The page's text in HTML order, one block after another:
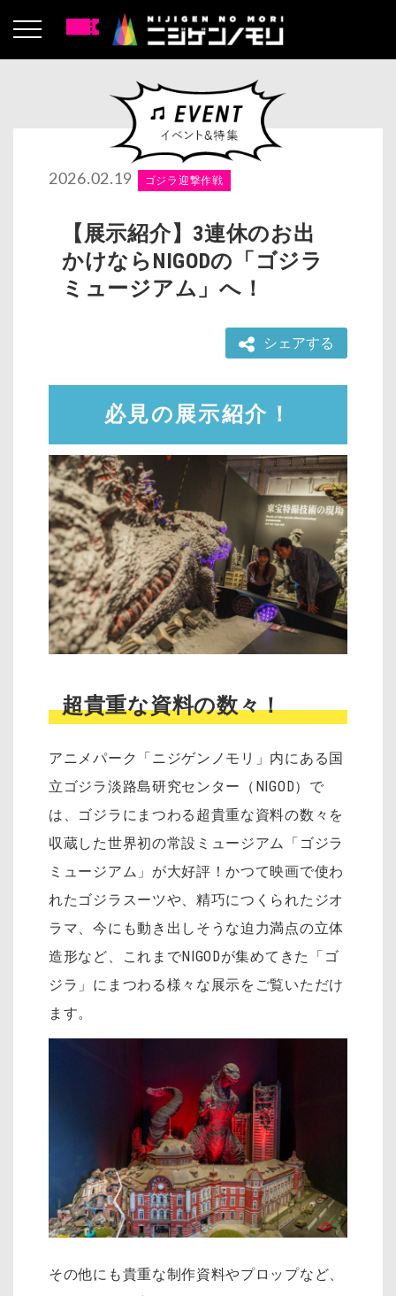
2026.02.19 ゴジラ迎撃作戦
【展示紹介】3連休のお出
かけならNIGODの「ゴジラ
ミュージアム」へ！
シェアする
必見の展示紹介！
超貴重な資料の数々！
アニメパーク「ニジゲンノモリ」内にある国
立ゴジラ淡路島研究センター（NIGOD）で
は、ゴジラにまつわる超貴重な資料の数々を
収蔵した世界初の常設ミュージアム「ゴジラ
ミュージアム」が大好評！かつて映画で使わ
れたゴジラスーツや、精巧につくられたジオ
ラマ、今にも動き出しそうな迫力満点の立体
造形など、これまでNIGODが集めてきた「ゴ
ジラ」にまつわる様々な展示をご覧いただけ
ます。
その他にも貴重な制作資料やプロップなど、